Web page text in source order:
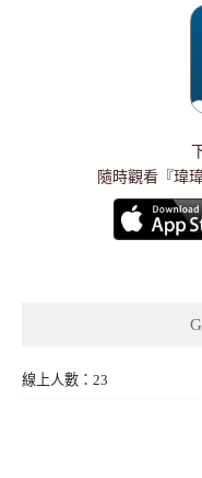
隨時觀看『瑋
線上人數：23